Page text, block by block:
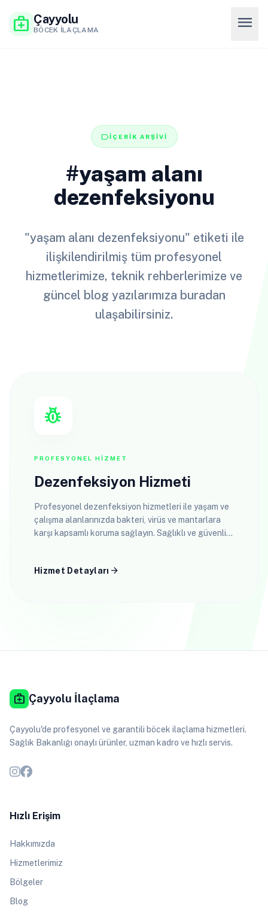
medical_services Çayyolu
BÖCEK İLAÇLAMA menu
labelİÇERİK ARŞİVİ
#yaşam alanı
dezenfeksiyonu
"yaşam alanı dezenfeksiyonu" etiketi ile
ilişkilendirilmiş tüm profesyonel
hizmetlerimize, teknik rehberlerimize ve
güncel blog yazılarımıza buradan
ulaşabilirsiniz.
pest_control
PROFESYONEL HIZMET
Dezenfeksiyon Hizmeti
Profesyonel dezenfeksiyon hizmetleri ile yaşam ve
çalışma alanlarınızda bakteri, virüs ve mantarlara
karşı kapsamlı koruma sağlayın. Sağlıklı ve güvenli
Hizmet Detayları arrow_forward
medical_services Çayyolu İlaçlama
Çayyolu'de profesyonel ve garantili böcek ilaçlama hizmetleri.
Sağlık Bakanlığı onaylı ürünler, uzman kadro ve hızlı servis.
Hızlı Erişim
Hakkımızda
Hizmetlerimiz
Bölgeler
Blog